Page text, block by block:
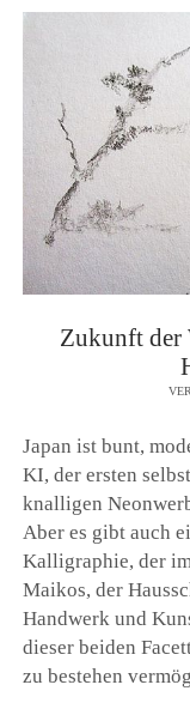
Zukunft der
Japan ist bunt,
KI, der ersten
knalligen
Aber es gibt auch
Kalligraphie, der
Maikos, der
Handwerk und
dieser beiden
zu bestehen